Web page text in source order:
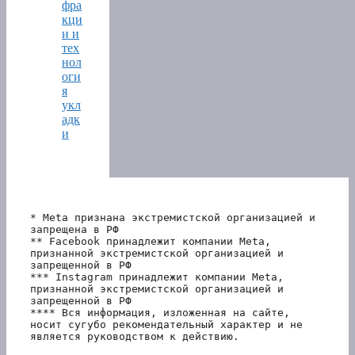
фра
кци
и и
тех
нол
оги
я
укл
адк
и
* Meta признана экстремистской организацией и
запрещена в РФ
** Facebook принадлежит компании Meta,
признанной экстремистской организацией и
запрещенной в РФ
*** Instagram принадлежит компании Meta,
признанной экстремистской организацией и
запрещенной в РФ
**** Вся информация, изложенная на сайте,
носит сугубо рекомендательный характер и не
является руководством к действию.